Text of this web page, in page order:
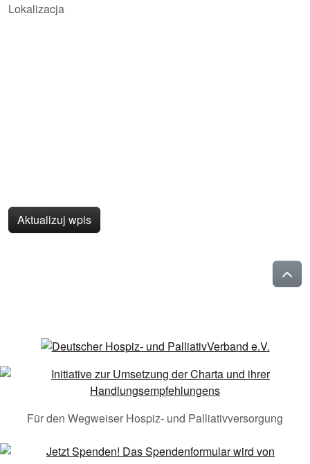
Lokalizacja
Aktualizuj wpis
Für den Wegweiser Hospiz- und Palliativversorgung